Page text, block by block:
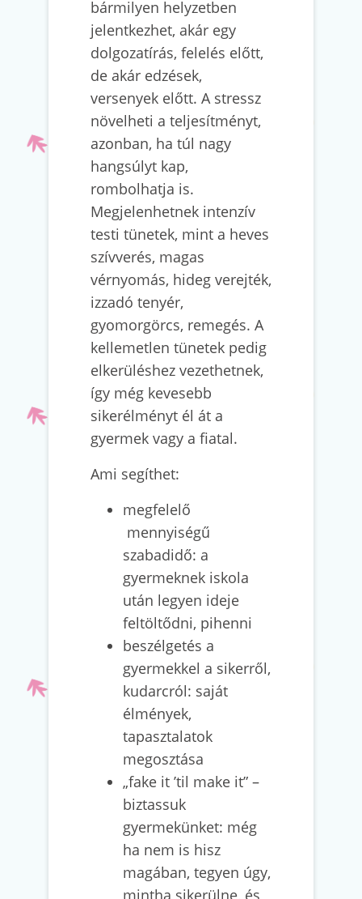
bármilyen helyzetben
jelentkezhet, akár egy
dolgozatírás, felelés előtt,
de akár edzések,
versenyek előtt. A stressz
növelheti a teljesítményt,
azonban, ha túl nagy
hangsúlyt kap,
rombolhatja is.
Megjelenhetnek intenzív
testi tünetek, mint a heves
szívverés, magas
vérnyomás, hideg verejték,
izzadó tenyér,
gyomorgörcs, remegés. A
kellemetlen tünetek pedig
elkerüléshez vezethetnek,
így még kevesebb
sikerélményt él át a
gyermek vagy a fiatal.
Ami segíthet:
megfelelő
mennyiségű
szabadidő: a
gyermeknek iskola
után legyen ideje
feltöltődni, pihenni
beszélgetés a
gyermekkel a sikerről,
kudarcról: saját
élmények,
tapasztalatok
megosztása
„fake it ’til make it” –
biztassuk
gyermekünket: még
ha nem is hisz
magában, tegyen úgy,